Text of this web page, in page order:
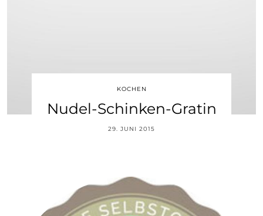
KOCHEN
Nudel-Schinken-Gratin
29. JUNI 2015